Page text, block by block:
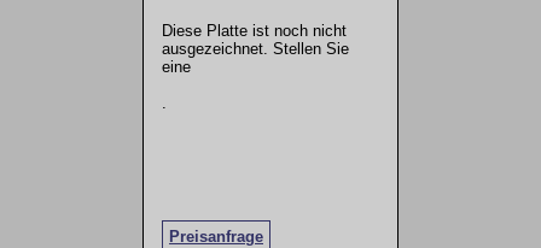
Diese Platte ist noch nicht
ausgezeichnet. Stellen Sie
eine
Preisanfrage